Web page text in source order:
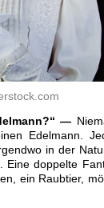
—
Edelmann.
in der
doppelte
ein Raubtier,